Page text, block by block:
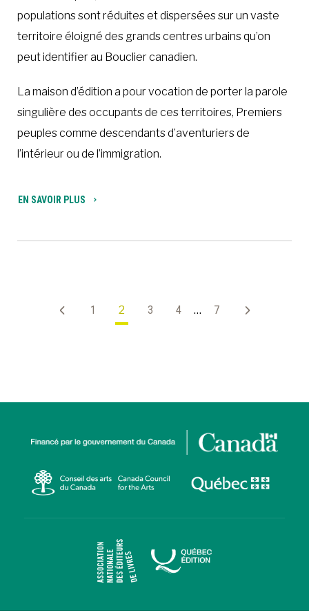
populations sont réduites et dispersées sur un vaste
territoire éloigné des grands centres urbains qu’on
peut identifier au Bouclier canadien.
La maison d’édition a pour vocation de porter la parole
singulière des occupants de ces territoires, Premiers
peuples comme descendants d’aventuriers de
l’intérieur ou de l’immigration.
EN SAVOIR PLUS
1 2 3 4 … 7